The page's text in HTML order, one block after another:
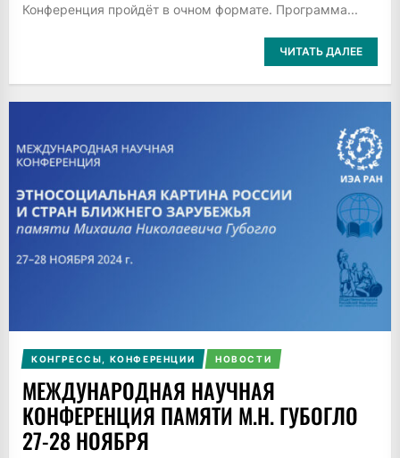
Конференция пройдёт в очном формате. Программа...
ЧИТАТЬ ДАЛЕЕ
КОНГРЕССЫ, КОНФЕРЕНЦИИ НОВОСТИ
МЕЖДУНАРОДНАЯ НАУЧНАЯ
КОНФЕРЕНЦИЯ ПАМЯТИ М.Н. ГУБОГЛО
27-28 НОЯБРЯ